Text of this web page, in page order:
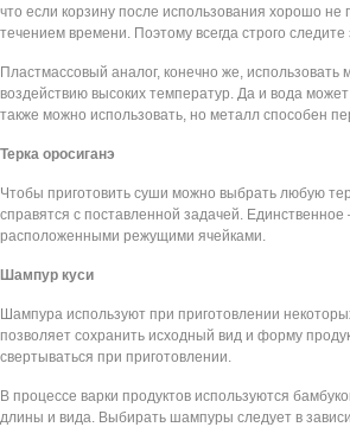
что если корзину после использования хорошо
течением времени. Поэтому всегда строго
Пластмассовый аналог, конечно же,
воздействию высоких температур. Да и вода
также можно использовать, но металл способен
Терка оросиганэ
Чтобы приготовить суши можно выбрать любую
справятся с поставленной задачей.
расположенными режущими ячейками.
Шампур куси
Шампура используют при приготовлении
позволяет сохранить исходный вид и форму
свертываться при приготовлении.
В процессе варки продуктов используются
длины и вида. Выбирать шампуры следует в